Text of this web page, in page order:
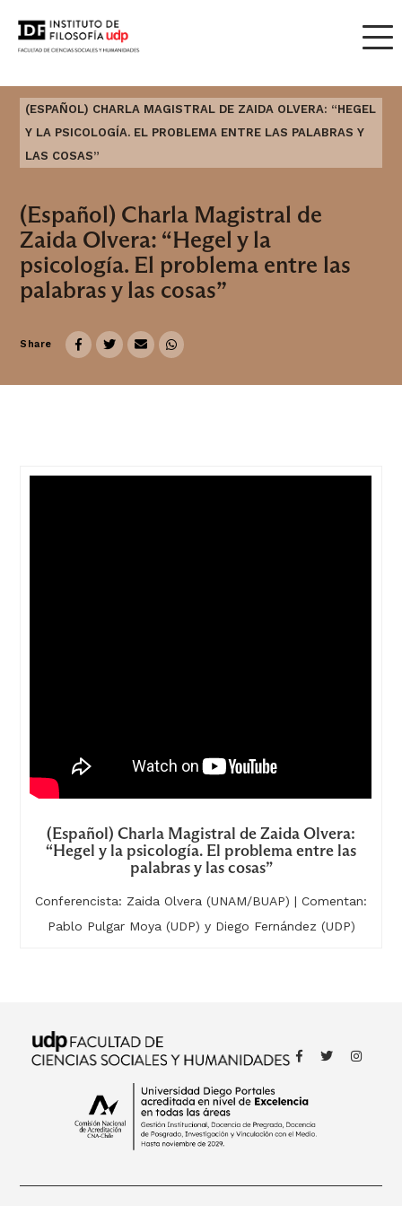
(ESPAÑOL) CHARLA MAGISTRAL DE ZAIDA OLVERA: “HEGEL
Y LA PSICOLOGÍA. EL PROBLEMA ENTRE LAS PALABRAS Y
LAS COSAS”
(Español) Charla Magistral de
Zaida Olvera: “Hegel y la
psicología. El problema entre las
palabras y las cosas”
Share
(Español) Charla Magistral de Zaida Olvera:
“Hegel y la psicología. El problema entre las
palabras y las cosas”
Conferencista: Zaida Olvera (UNAM/BUAP) | Comentan:
Pablo Pulgar Moya (UDP) y Diego Fernández (UDP)